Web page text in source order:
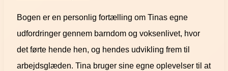
Bogen er en personlig fortælling om Tinas egne
udfordringer gennem barndom og voksenlivet, hvor
det førte hende hen, og hendes udvikling frem til
arbejdsglæden. Tina bruger sine egne oplevelser til at